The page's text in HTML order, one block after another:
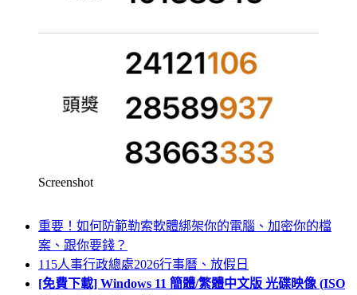
Screenshot
重要！如何防範勒索軟體綁架你的電腦、加密你的檔
案、跟你要錢？
115人事行政總處2026行事曆、放假日
[免費下載] Windows 11 簡體/繁體中文版 光碟映像 (ISO